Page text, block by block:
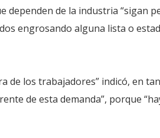
dependen de la industria “sigan
engrosando alguna lista o
de los trabajadores” indicó, en
de esta demanda”, porque